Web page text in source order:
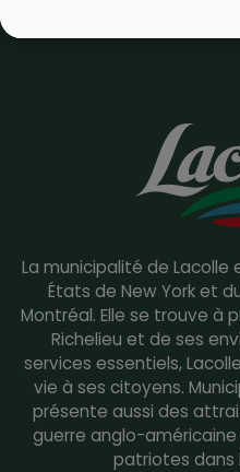
La municipalité de
États de New York et
Montréal. Elle se trouve à
Richelieu et de ses
services essentiels,
vie à ses citoyens.
présente aussi des
guerre anglo-américaine
patriotes dans